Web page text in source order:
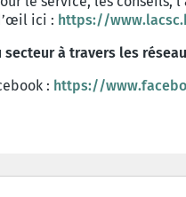
ici : https://
secteur à travers les
: https://